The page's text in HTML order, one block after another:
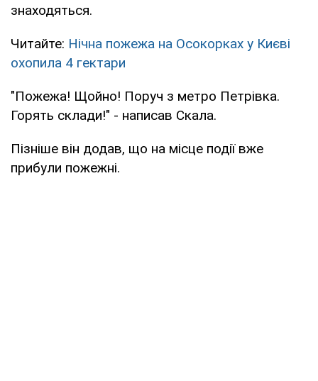
знаходяться.
Читайте: Нічна пожежа на Осокорках у Києві
охопила 4 гектари
"Пожежа! Щойно! Поруч з метро Петрівка.
Горять склади!" - написав Скала.
Пізніше він додав, що на місце події вже
прибули пожежні.